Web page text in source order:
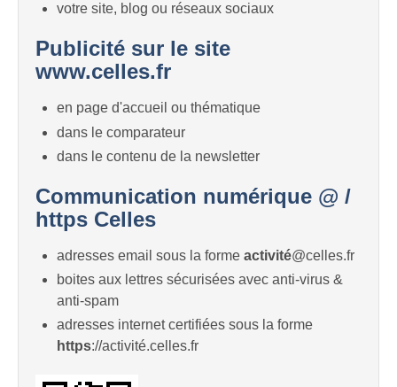
votre site, blog ou réseaux sociaux
Publicité sur le site
www.celles.fr
en page d'accueil ou thématique
dans le comparateur
dans le contenu de la newsletter
Communication numérique @ /
https Celles
adresses email sous la forme activité@celles.fr
boites aux lettres sécurisées avec anti-virus &
anti-spam
adresses internet certifiées sous la forme
https://activité.celles.fr